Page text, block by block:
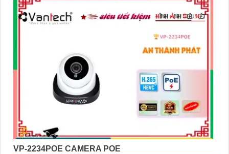
VP-2234POE CAMERA POE